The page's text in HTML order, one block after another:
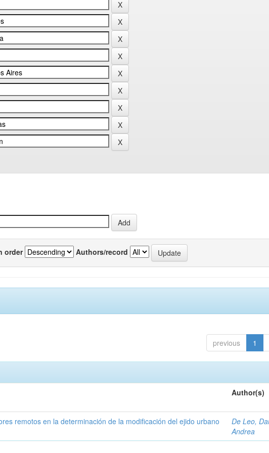
order Authors/record
previous 1
Author(s)
remotos en la determinación de la modificación del ejido urbano
De Leo,
Andrea